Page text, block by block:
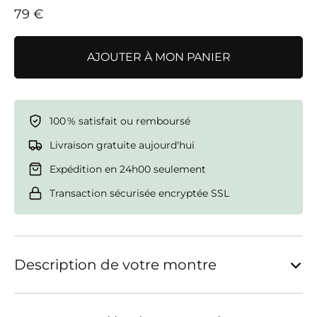
79 €
AJOUTER À MON PANIER
100 % satisfait ou remboursé
Livraison gratuite aujourd'hui
Expédition en 24h00 seulement
Transaction sécurisée encryptée SSL
Description de votre montre